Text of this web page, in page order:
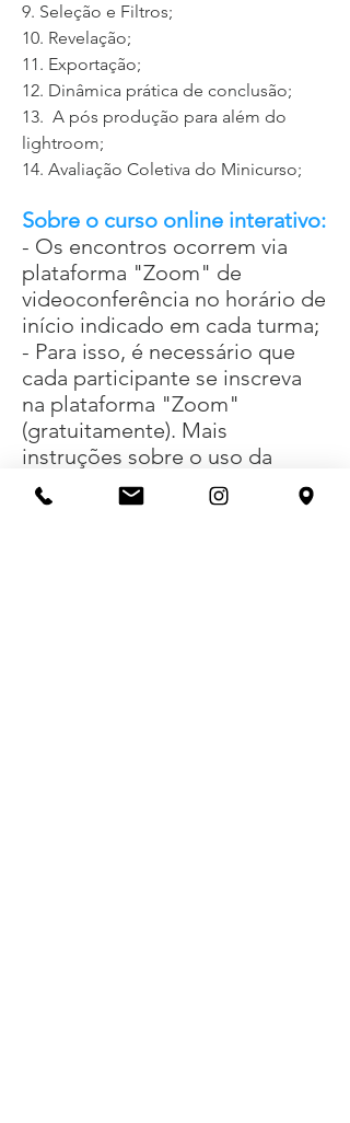
9. Seleção e Filtros;
10. Revelação;
11. Exportação;
12. Dinâmica prática de conclusão;
13. A pós produção para além do
lightroom;
14. Avaliação Coletiva do Minicurso;
Sobre o curso online interativo:
- Os encontros ocorrem via
plataforma "Zoom" de
videoconferência no horário de
início indicado em cada turma;
- Para isso, é necessário que
cada participante se inscreva
na plataforma "Zoom"
(gratuitamente). Mais
instruções sobre o uso da
plataforma serão
encaminhadas ao e-mail